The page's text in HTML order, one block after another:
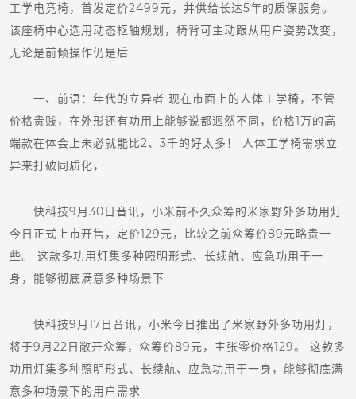
工学电竞椅，首发定价2499元，并供给长达5年的质保服务。
该座椅中心选用动态枢轴规划，椅背可主动跟从用户姿势改变，
无论是前倾操作仍是后
一、前语：年代的立异者 现在市面上的人体工学椅，不管
价格贵贱，在外形还有功用上能够说都迥然不同，价格1万的高
端款在体会上未必就能比2、3千的好太多！ 人体工学椅需求立
异来打破同质化，
快科技9月30日音讯，小米前不久众筹的米家野外多功用灯
今日正式上市开售，定价129元，比较之前众筹价89元略贵一
些。 这款多功用灯集多种照明形式、长续航、应急功用于一
身，能够彻底满意多种场景下
快科技9月17日音讯，小米今日推出了米家野外多功用灯，
将于9月22日敞开众筹，众筹价89元，主张零价格129。 这款多
功用灯集多种照明形式、长续航、应急功用于一身，能够彻底满
意多种场景下的用户需求